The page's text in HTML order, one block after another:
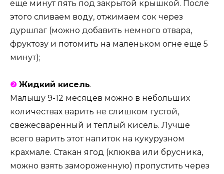
еще минут пять под закрытой крышкой. После
этого сливаем воду, отжимаем сок через
дуршлаг (можно добавить немного отвара,
фруктозу и потомить на маленьком огне еще 5
минут);
❷ Жидкий кисель.
Малышу 9-12 месяцев можно в небольших
количествах варить не слишком густой,
свежесваренный и теплый кисель. Лучше
всего варить этот напиток на кукурузном
крахмале. Стакан ягод (клюква или брусника,
можно взять замороженную) пропустить через